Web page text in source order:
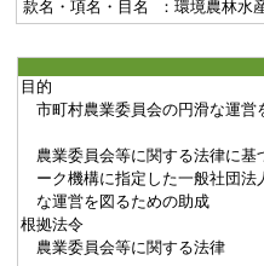
款名・項名・目名
：環境農林
目的
市町村農業委員会の円滑な運営
農業委員会等に関する法律に基
ーク機構に指定した一般社団法
な運営を図るための助成
根拠法令
農業委員会等に関する法律